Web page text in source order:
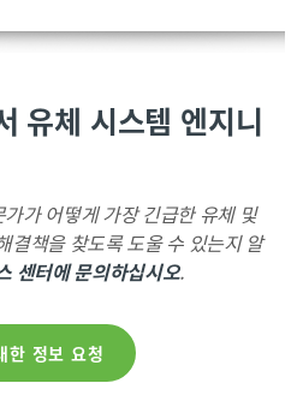
유체 시스템 엔지니
가 어떻게 가장 긴급한 유체 및
결책을 찾도록 도울 수 있는지 알
센터에 문의하십시오.
한 정보 요청